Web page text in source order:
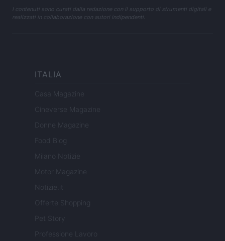
I contenuti sono curati dalla redazione con il supporto di strumenti digitali e
realizzati in collaborazione con autori indipendenti.
ITALIA
Casa Magazine
Cineverse Magazine
Donne Magazine
Food Blog
Milano Notizie
Motor Magazine
Notizie.it
Offerte Shopping
Pet Story
Professione Lavoro